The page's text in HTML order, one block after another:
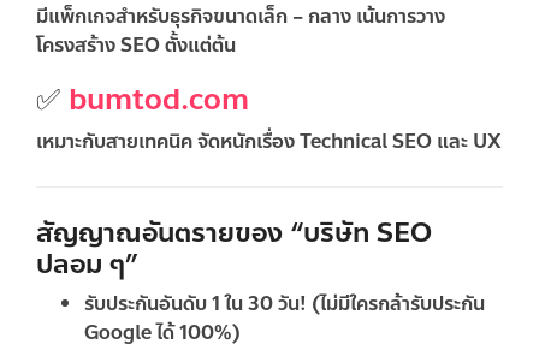
มีแพ็กเกจสำหรับธุรกิจขนาดเล็ก – กลาง เน้นการวาง
โครงสร้าง SEO ตั้งแต่ต้น
✅ bumtod.com
เหมาะกับสายเทคนิค จัดหนักเรื่อง Technical SEO และ UX
สัญญาณอันตรายของ “บริษัท SEO
ปลอม ๆ”
รับประกันอันดับ 1 ใน 30 วัน! (ไม่มีใครกล้ารับประกัน
Google ได้ 100%)